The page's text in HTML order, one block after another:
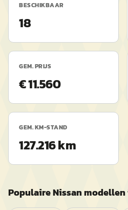
BESCHIKBAAR
18
GEM. PRIJS
€ 11.560
GEM. KM-STAND
127.216 km
PopulaireNissanmodellen